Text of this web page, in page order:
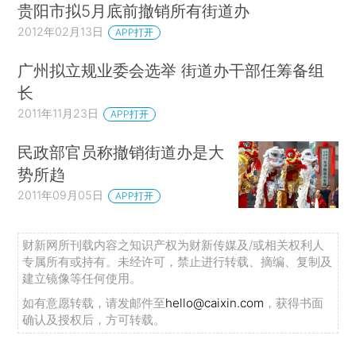
贵阳市拟5月底前撤销所有街道办
2012年02月13日 APP打开
广州拟立规业委会选举 街道办干部任筹备组
长
2011年11月23日 APP打开
民政部官员称撤销街道办是大
势所趋
2011年09月05日 APP打开
财新网所刊载内容之知识产权为财新传媒及/或相关权利人
专属所有或持有。未经许可，禁止进行转载、摘编、复制及
建立镜像等任何使用。
如有意愿转载，请发邮件至hello@caixin.com ，获得书面
确认及授权后，方可转载。